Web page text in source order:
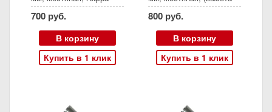
700 руб.
В корзину
Купить в 1 клик
380 мм)
800 руб.
В корзину
Купить в 1 клик